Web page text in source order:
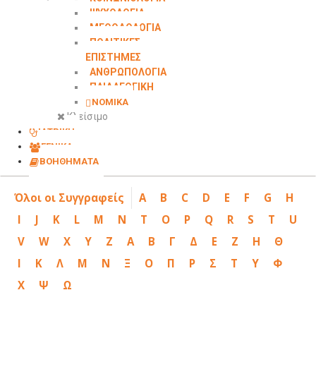
ΨΥΧΟΛΟΓΙΑ
ΜΕΘΟΔΟΛΟΓΙΑ
ΠΟΛΙΤΙΚΕΣ
ΕΠΙΣΤΗΜΕΣ
ΑΝΘΡΩΠΟΛΟΓΙΑ
ΠΑΙΔΑΓΩΓΙΚΗ
ΝΟΜΙΚΑ
Κλείσιμο
ΙΑΤΡΙΚΗ
ΓΕΝΙΚΑ
ΒΟΗΘΗΜΑΤΑ
Όλοι οι Συγγραφείς A B C D E F G
H
I
J K L M N T O P Q R S T
U
V
W X Y Z Α Β Γ Δ Ε Ζ Η
Θ
Ι
Κ Λ Μ Ν Ξ Ο Π Ρ Σ Τ Υ
Φ
Χ
Ψ Ω